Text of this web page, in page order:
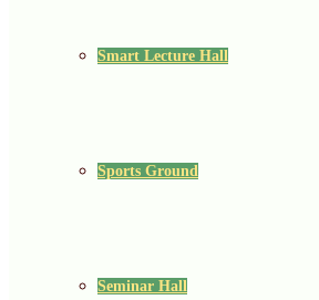
Smart Lecture Hall
Sports Ground
Seminar Hall